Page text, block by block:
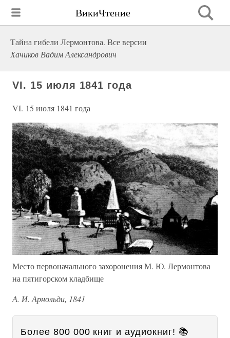
ВикиЧтение
Тайна гибели Лермонтова. Все версии
Хачиков Вадим Александрович
VI. 15 июля 1841 года
VI. 15 июля 1841 года
Место первоначального захоронения М. Ю. Лермонтова
на пятигорском кладбище
А. И. Арнольди, 1841
Более 800 000 книг и аудиокниг! 📚